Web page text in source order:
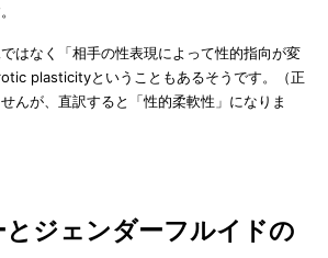
はなく「相手の性表現によって性的指向が変
plasticityということもあるそうです。（正
んが、直訳すると「性的柔軟性」になりま
ジェンダーフルイドの